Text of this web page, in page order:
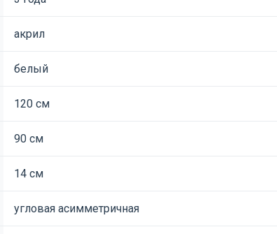
акрил
белый
120 см
90 см
14 см
угловая асимметричная